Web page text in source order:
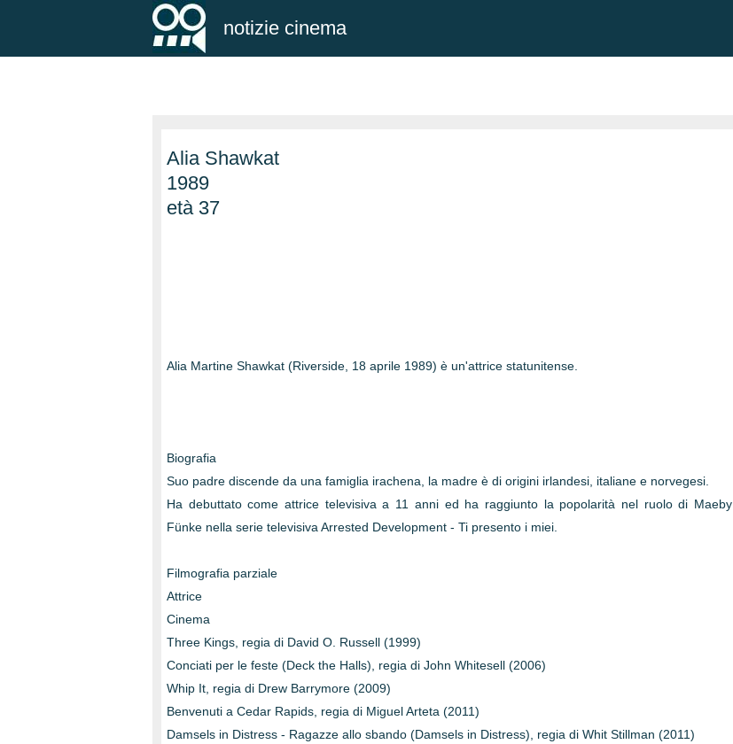
notizie cinema
Alia Shawkat
1989
età 37
Alia Martine Shawkat (Riverside, 18 aprile 1989) è un'attrice statunitense.
Biografia
Suo padre discende da una famiglia irachena, la madre è di origini irlandesi, italiane e norvegesi.
Ha debuttato come attrice televisiva a 11 anni ed ha raggiunto la popolarità nel ruolo di Maeby
Fünke nella serie televisiva Arrested Development - Ti presento i miei.
Filmografia parziale
Attrice
Cinema
Three Kings, regia di David O. Russell (1999)
Conciati per le feste (Deck the Halls), regia di John Whitesell (2006)
Whip It, regia di Drew Barrymore (2009)
Benvenuti a Cedar Rapids, regia di Miguel Arteta (2011)
Damsels in Distress - Ragazze allo sbando (Damsels in Distress), regia di Whit Stillman (2011)